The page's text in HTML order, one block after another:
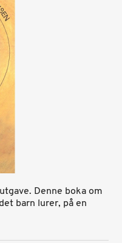
Denne boka om
barn lurer, på en